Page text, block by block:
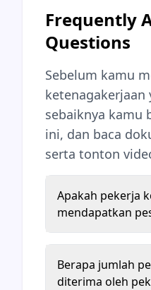
Frequently
Questions
Sebelum kamu
ketenagakerjaan
sebaiknya kamu
ini, dan baca
serta tonton
Apakah pekerja
mendapatkan
Berapa jumlah
diterima oleh